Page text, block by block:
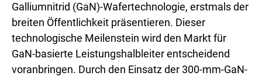
Galliumnitrid (GaN)-Wafertechnologie, erstmals der
breiten Öffentlichkeit präsentieren. Dieser
technologische Meilenstein wird den Markt für
GaN-basierte Leistungshalbleiter entscheidend
voranbringen. Durch den Einsatz der 300-mm-GaN-